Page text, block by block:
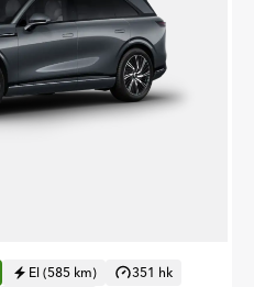
El (585 km)
351 hk